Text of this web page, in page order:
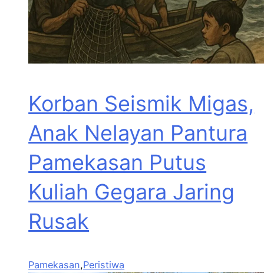
Korban Seismik Migas,
Anak Nelayan Pantura
Pamekasan Putus
Kuliah Gegara Jaring
Rusak
Pamekasan,Peristiwa